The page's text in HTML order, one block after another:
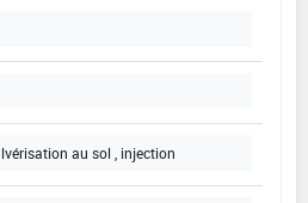
au sol , injection